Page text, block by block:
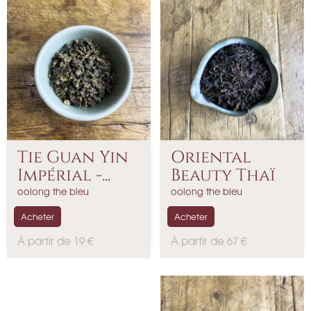
Tie Guan Yin
Impérial -...
oolong the bleu
P
À partir de 19 €
Acheter
Oriental
Beauty Thaï
oolong the bleu
P
x
À partir de 67 €
Acheter